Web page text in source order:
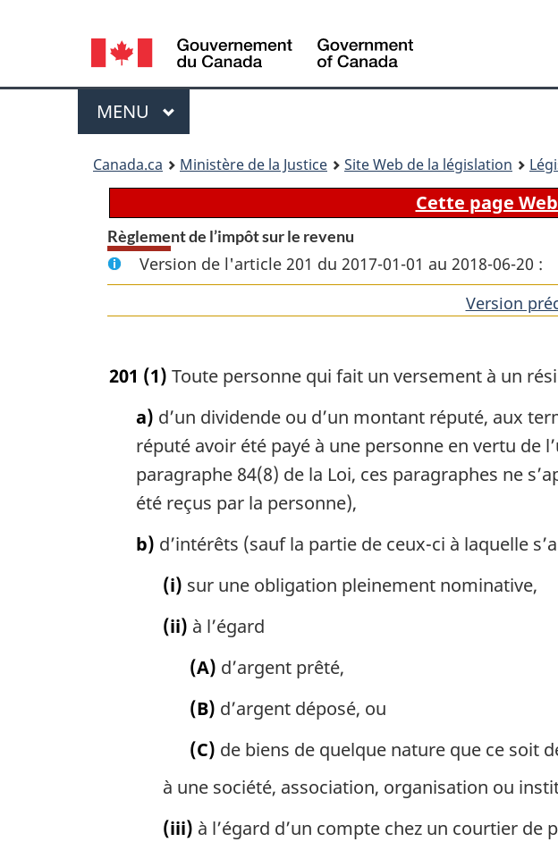
Language
selection
Menu
MENU PRINCIPAL
Canada.ca Ministère de la Justice Site Web de la législation
Cette page
Règlement de l’impôt sur le revenu
Version de l'article 201 du 2017-01-01 au 2018-06-20 :
Version
201 (1) Toute personne qui fait un versement à un
a) d’un dividende ou d’un montant réputé, aux
réputé avoir été payé à une personne en vertu de
paragraphe 84(8) de la Loi, ces paragraphes ne
été reçus par la personne),
b) d’intérêts (sauf la partie de ceux-ci à laquelle
(i) sur une obligation pleinement nominative,
(ii) à l’égard
(A) d’argent prêté,
(B) d’argent déposé, ou
(C) de biens de quelque nature que ce soit
à une société, association, organisation ou
(iii) à l’égard d’un compte chez un courtier de